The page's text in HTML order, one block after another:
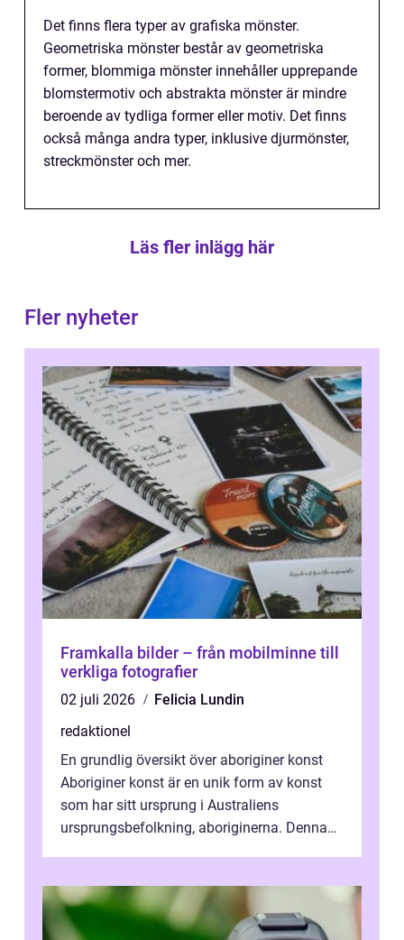
Det finns flera typer av grafiska mönster.
Geometriska mönster består av geometriska
former, blommiga mönster innehåller upprepande
blomstermotiv och abstrakta mönster är mindre
beroende av tydliga former eller motiv. Det finns
också många andra typer, inklusive djurmönster,
streckmönster och mer.
Läs fler inlägg här
Fler nyheter
Framkalla bilder – från mobilminne till
verkliga fotografier
02 juli 2026
Felicia Lundin
redaktionel
En grundlig översikt över aboriginer konst
Aboriginer konst är en unik form av konst
som har sitt ursprung i Australiens
ursprungsbefolkning, aboriginerna. Denna